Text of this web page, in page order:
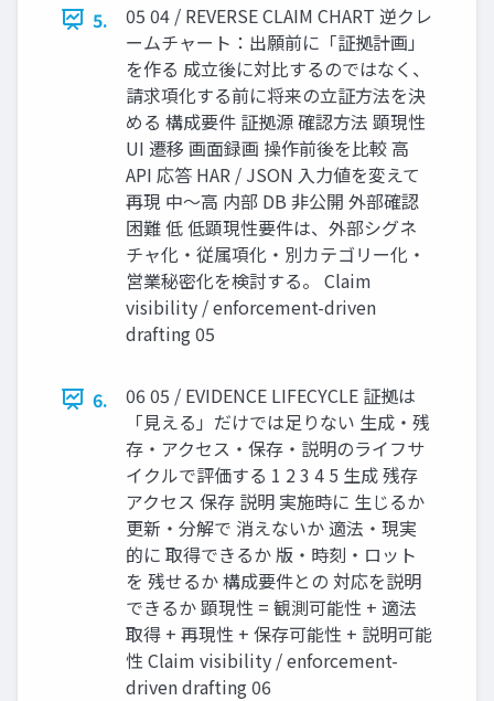
5.
05 04 / REVERSE CLAIM CHART 逆クレ
ームチャート：出願前に「証拠計画」
を作る 成立後に対比するのではなく、
請求項化する前に将来の立証方法を決
める 構成要件 証拠源 確認方法 顕現性
UI 遷移 画面録画 操作前後を比較 高
API 応答 HAR / JSON 入力値を変えて
再現 中〜高 内部 DB 非公開 外部確認
困難 低 低顕現性要件は、外部シグネ
チャ化・従属項化・別カテゴリー化・
営業秘密化を検討する。 Claim
visibility / enforcement-driven
drafting 05
6.
06 05 / EVIDENCE LIFECYCLE 証拠は
「見える」だけでは足りない 生成・残
存・アクセス・保存・説明のライフサ
イクルで評価する 1 2 3 4 5 生成 残存
アクセス 保存 説明 実施時に 生じるか
更新・分解で 消えないか 適法・現実
的に 取得できるか 版・時刻・ロット
を 残せるか 構成要件との 対応を説明
できるか 顕現性 = 観測可能性 + 適法
取得 + 再現性 + 保存可能性 + 説明可能
性 Claim visibility / enforcement-
driven drafting 06